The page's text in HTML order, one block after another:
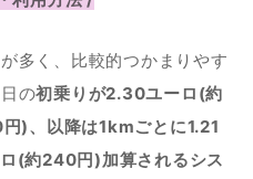
多く、比較的つかまりやす
の初乗りが2.30ユーロ(約
)、以降は1kmごとに1.21
(約240円)加算されるシス